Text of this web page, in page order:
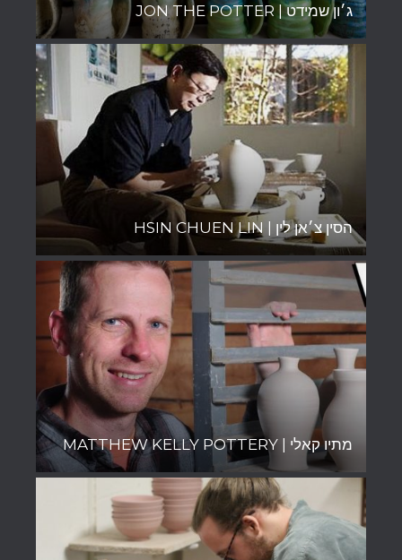
ג׳ון שמידט | JON THE POTTER
הסין צ׳אן לין | HSIN CHUEN LIN
מתיו קאלי | MATTHEW KELLY POTTERY